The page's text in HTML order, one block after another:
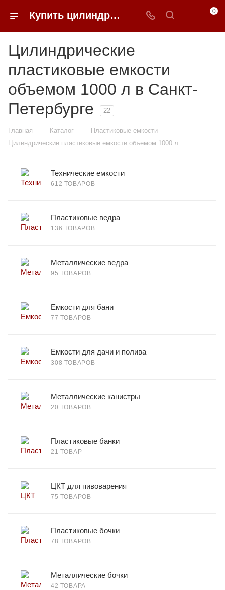
Купить цилиндрические пластиковые емкости объемом 1000 л в Санкт-Петербурге | 0FFER 0
Цилиндрические
пластиковые емкости
объемом 1000 л в Санкт-
Петербурге
22
Главная — Каталог — Пластиковые емкости —
Цилиндрические пластиковые емкости объемом 1000 л
Технические емкости
612 ТОВАРОВ
Пластиковые ведра
136 ТОВАРОВ
Металлические ведра
95 ТОВАРОВ
Емкости для бани
77 ТОВАРОВ
Емкости для дачи и полива
308 ТОВАРОВ
Металлические канистры
20 ТОВАРОВ
Пластиковые банки
21 ТОВАР
ЦКТ для пивоварения
75 ТОВАРОВ
Пластиковые бочки
78 ТОВАРОВ
Металлические бочки
42 ТОВАРА